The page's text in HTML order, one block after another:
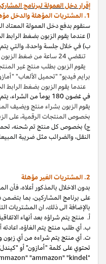
إقرار دخل العمولة لبرنامج
1. المشتريات المؤهلة والدخل مؤهل
سنقوم بدفع دخل العمولة المعتاد الموصوف في البند 3 من إقرار دخل
ا) عندما يقوم الزبون بضغط الرابط
ب) في خلال جلسة واحدة،والتي
تنقضي 24 ساعة من ضغط الزبون على الرابط الخاص؛
يقوم الزبون بطلب منتج غير
برايم فيديو" "تحميل الألعاب"
عندما يقوم الزبون بضغط الرابط
في غضون180 يوماً من الشراء، يتم شحن المنتج للعميل أو بثه أو تنزيله من قبله، ودفعه لثمنه
يقوم الزبون بشراء منتج ويضيف المنتج عربة التسوق الخاصة
بخصوص المنتجات الرقمية،على
ج) بخصوص كل منتج تم شحنه،
النقل،والضرائب مثل ضريبة
2. المشتريات
الغير مؤهلة
بدون الاخلال بالمذكور أعلاه،فأن
على برنامج المشاركين،بما بتضمن
بالإضافة الى ذلك،ان المشتريات
أ. منتج يتمشراؤه بعد أنهاء
ب. أي طلب منتج يتم الغاؤه،
ت. أي منتج يتم شراءه من أي زبون
تحتوي على كلمة "أمازون" أو
"ammazon" "ammazon" "kindel" (كل ما ذكر "تنسيبات مدفوعة محظورة").